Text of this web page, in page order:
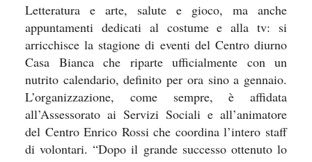
Letteratura e arte, salute e gioco, ma anche
appuntamenti dedicati al costume e alla tv: si
arricchisce la stagione di eventi del Centro diurno
Casa Bianca che riparte ufficialmente con un
nutrito calendario, definito per ora sino a gennaio.
L’organizzazione, come sempre, è affidata
all’Assessorato ai Servizi Sociali e all’animatore
del Centro Enrico Rossi che coordina l’intero staff
di volontari. “Dopo il grande successo ottenuto lo